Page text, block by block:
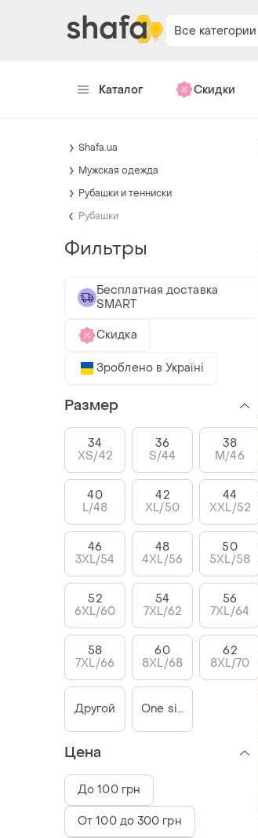
Все категории
Каталог Скидки
Shafa.ua
Мужская одежда
Рубашки и тенниски
Рубашки
Фильтры
Бесплатная доставка
SMART
Скидка
Зроблено в Україні
Размер
34
XS/42
36
S/44
38
M/46
40
L/48
42
XL/50
44
XXL/52
46
3XL/54
48
4XL/56
50
5XL/58
52
6XL/60
54
7XL/62
56
7XL/64
58
7XL/66
60
8XL/68
62
8XL/70
Другой One size
Цена
До 100 грн
От 100 до 300 грн